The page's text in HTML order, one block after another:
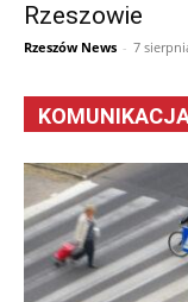
Rzeszowie
Rzeszów News - 7